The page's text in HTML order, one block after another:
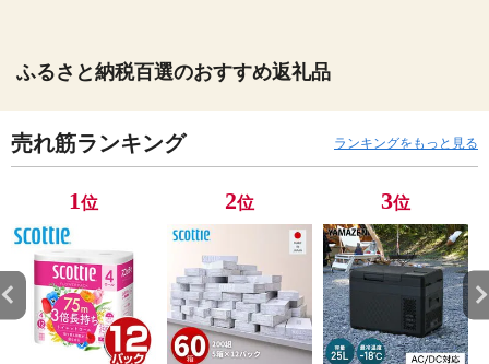
ふるさと納税百選のおすすめ返礼品
売れ筋ランキング ランキングをもっと見る
1位 2位 3位